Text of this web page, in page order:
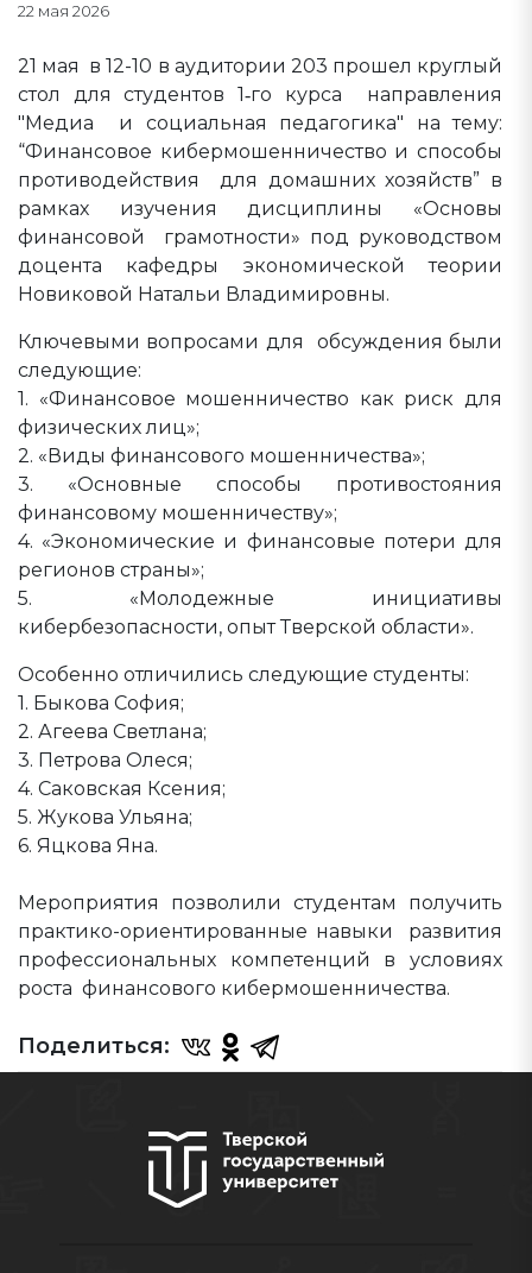
22 мая 2026
21 мая в 12-10 в аудитории 203 прошел круглый
стол для студентов 1‑го курса направления
"Медиа и социальная педагогика" на тему:
“Финансовое кибермошенничество и способы
противодействия для домашних хозяйств” в
рамках изучения дисциплины «Основы
финансовой грамотности» под руководством
доцента кафедры экономической теории
Новиковой Натальи Владимировны.
Ключевыми вопросами для обсуждения были
следующие:
1. «Финансовое мошенничество как риск для
физических лиц»;
2. «Виды финансового мошенничества»;
3. «Основные способы противостояния
финансовому мошенничеству»;
4. «Экономические и финансовые потери для
регионов страны»;
5. «Молодежные инициативы
кибербезопасности, опыт Тверской области».
Особенно отличились следующие студенты:
1. Быкова София;
2. Агеева Светлана;
3. Петрова Олеся;
4. Саковская Ксения;
5. Жукова Ульяна;
6. Яцкова Яна.
Мероприятия позволили студентам получить
практико-ориентированные навыки развития
профессиональных компетенций в условиях
роста финансового кибермошенничества.
Поделиться: